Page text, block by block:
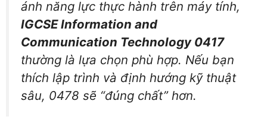
ánh năng lực thực hành trên máy tính,
IGCSE Information and
Communication Technology 0417
thường là lựa chọn phù hợp. Nếu bạn
thích lập trình và định hướng kỹ thuật
sâu, 0478 sẽ “đúng chất” hơn.